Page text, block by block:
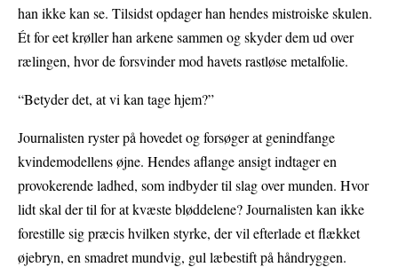
han ikke kan se. Tilsidst opdager han hendes mistroiske skulen.
Ét for eet krøller han arkene sammen og skyder dem ud over
rælingen, hvor de forsvinder mod havets rastløse metalfolie.
“Betyder det, at vi kan tage hjem?”
Journalisten ryster på hovedet og forsøger at genindfange
kvindemodellens øjne. Hendes aflange ansigt indtager en
provokerende ladhed, som indbyder til slag over munden. Hvor
lidt skal der til for at kvæste bløddelene? Journalisten kan ikke
forestille sig præcis hvilken styrke, der vil efterlade et flækket
øjebryn, en smadret mundvig, gul læbestift på håndryggen.